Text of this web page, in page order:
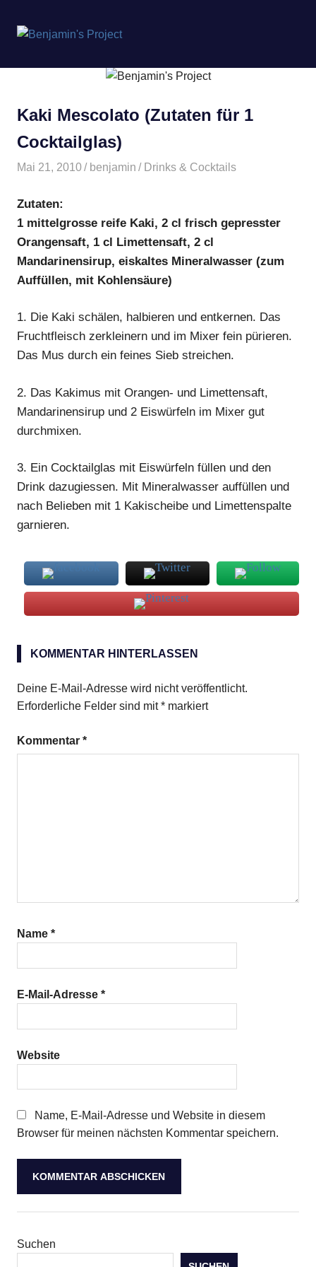
springen
Project
Kaki Mescolato (Zutaten für 1
Cocktailglas)
Mai 21, 2010 benjamin Drinks & Cocktails
Zutaten:
1 mittelgrosse reife Kaki, 2 cl frisch gepresster
Orangensaft, 1 cl Limettensaft, 2 cl
Mandarinensirup, eiskaltes Mineralwasser (zum
Auffüllen, mit Kohlensäure)
1. Die Kaki schälen, halbieren und entkernen. Das
Fruchtfleisch zerkleinern und im Mixer fein pürieren.
Das Mus durch ein feines Sieb streichen.
2. Das Kakimus mit Orangen- und Limettensaft,
Mandarinensirup und 2 Eiswürfeln im Mixer gut
durchmixen.
3. Ein Cocktailglas mit Eiswürfeln füllen und den
Drink dazugiessen. Mit Mineralwasser auffüllen und
nach Belieben mit 1 Kakischeibe und Limettenspalte
garnieren.
Mescolato
KOMMENTAR HINTERLASSEN
Deine E-Mail-Adresse wird nicht veröffentlicht.
Erforderliche Felder sind mit* markiert
Kommentar *
Name *
E-Mail-Adresse *
Website
Name, E-Mail-Adresse und Website in diesem
Browser für meinen nächsten Kommentar speichern.
Suchen